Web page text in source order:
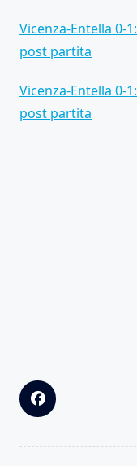
Vicenza-Entella 0-
post partita
Vicenza-Entella 0-
post partita